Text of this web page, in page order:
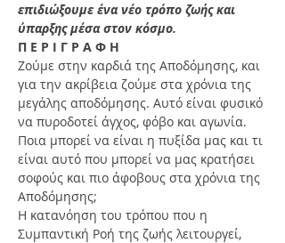
επιδιώξουμε ένα νέο τρόπο ζωής και
ύπαρξης μέσα στον κόσμο.
Π Ε Ρ Ι Γ Ρ Α Φ Η
Ζούμε στην καρδιά της Αποδόμησης, και
για την ακρίβεια ζούμε στα χρόνια της
μεγάλης αποδόμησης. Αυτό είναι φυσικό
να πυροδοτεί άγχος, φόβο και αγωνία.
Ποια μπορεί να είναι η πυξίδα μας και τι
είναι αυτό που μπορεί να μας κρατήσει
σοφούς και πιο άφοβους στα χρόνια της
Αποδόμησης;
Η κατανόηση του τρόπου που η
Συμπαντική Ροή της ζωής λειτουργεί,